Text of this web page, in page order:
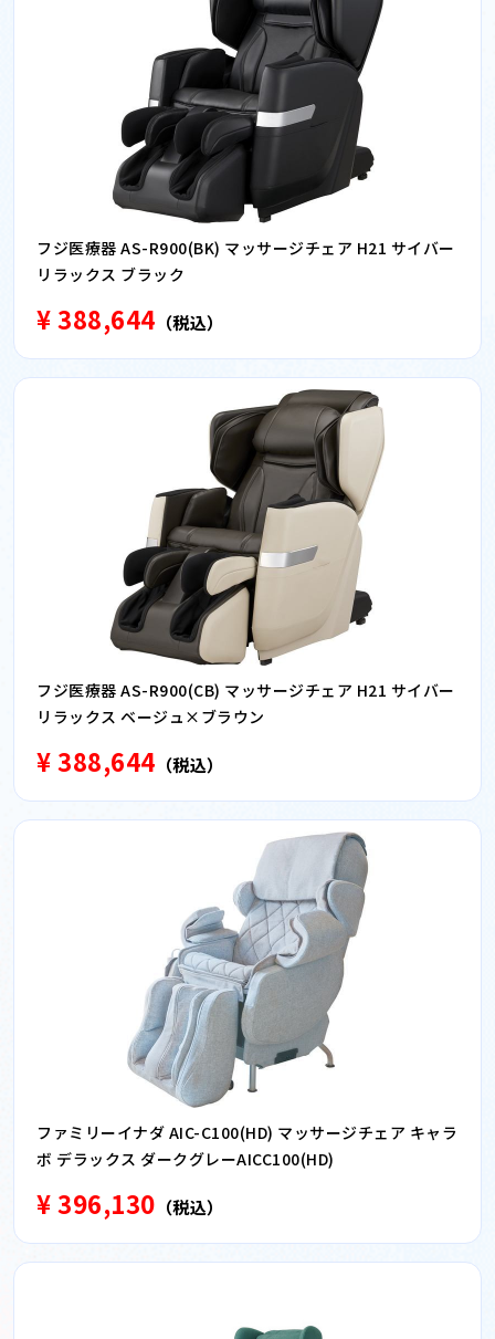
フジ医療器 AS-R900(BK) マッサージチェア H21 サイバー
リラックス ブラック
¥ 388,644 （税込）
フジ医療器 AS-R900(CB) マッサージチェア H21 サイバー
リラックス ベージュ×ブラウン
¥ 388,644 （税込）
ファミリーイナダ AIC-C100(HD) マッサージチェア キャラ
ボ デラックス ダークグレーAICC100(HD)
¥ 396,130 （税込）